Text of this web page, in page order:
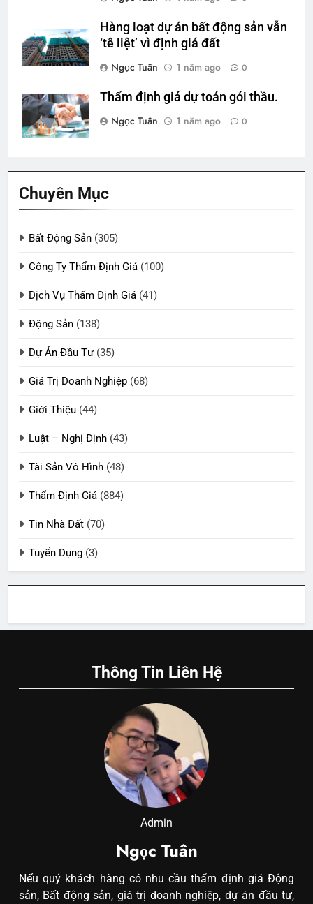
Hàng loạt dự án bất động sản vẫn
‘tê liệt’ vì định giá đất
Ngọc Tuân
1 năm ago 0
Thẩm định giá dự toán gói thầu.
Ngọc Tuân
1 năm ago 0
Chuyên Mục
Bất Động Sản (305)
Công Ty Thẩm Định Giá (100)
Dịch Vụ Thẩm Định Giá (41)
Động Sản (138)
Dự Án Đầu Tư(35)
Giá Trị Doanh Nghiệp (68)
Giới Thiệu (44)
Luật – Nghị Định (43)
Tài Sản Vô Hình (48)
Thẩm Định Giá (884)
Tin Nhà Đất (70)
Tuyển Dụng (3)
Thông Tin Liên Hệ
Admin
Ngọc Tuân
Nếu quý khách hàng có nhu cầu thẩm định giá Động
sản, Bất động sản, giá trị doanh nghiệp, dự án đầu tư,